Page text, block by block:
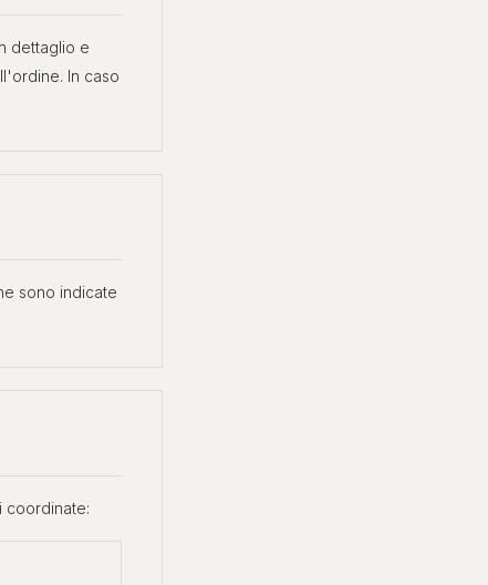
dettaglio e
In caso
sono indicate
coordinate: